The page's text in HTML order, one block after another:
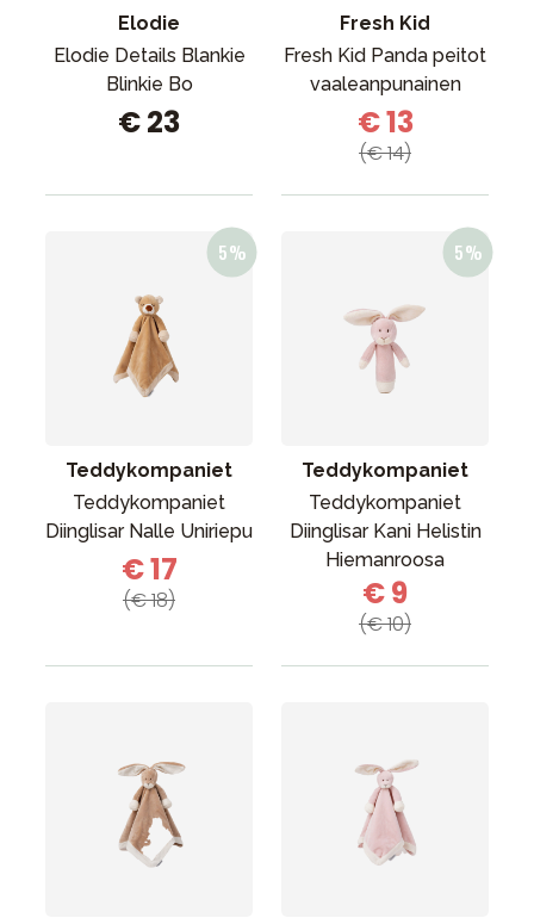
Elodie
Elodie Details Blankie
Blinkie Bo
€ 23
Fresh Kid
Fresh Kid Panda peitot
vaaleanpunainen
€ 13
(€ 14)
Teddykompaniet
Teddykompaniet
Diinglisar Nalle Uniriepu
€ 17
(€ 18)
Teddykompaniet
Teddykompaniet
Diinglisar Kani Helistin
Hiemanroosa
€ 9
(€ 10)